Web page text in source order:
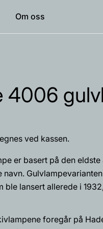
Om oss
4006
ved kassen.
er basert på den
navn.
ble lansert allerede i
foregår på
Spør et
ditt